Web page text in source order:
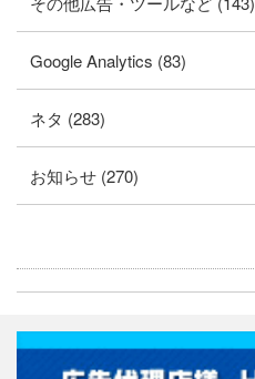
Google Analytics (83)
ネタ (283)
お知らせ (270)